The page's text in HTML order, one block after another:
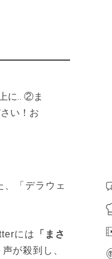
に‥ ②ま
い！お
「デラウェ
には
「まさ
が殺到し、